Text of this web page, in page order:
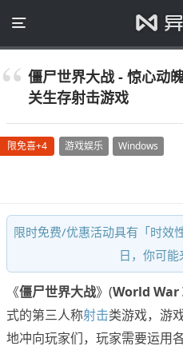
僵尸世界大战 - 惊心动
关生存射击游戏
限免喜+4 游戏娱乐 Windows
限时免费/优惠活动具有「时效
日，你可能
《僵尸世界大战》(World War
式的第三人称射击类游戏，游
地冲向玩家们，玩家需要运用